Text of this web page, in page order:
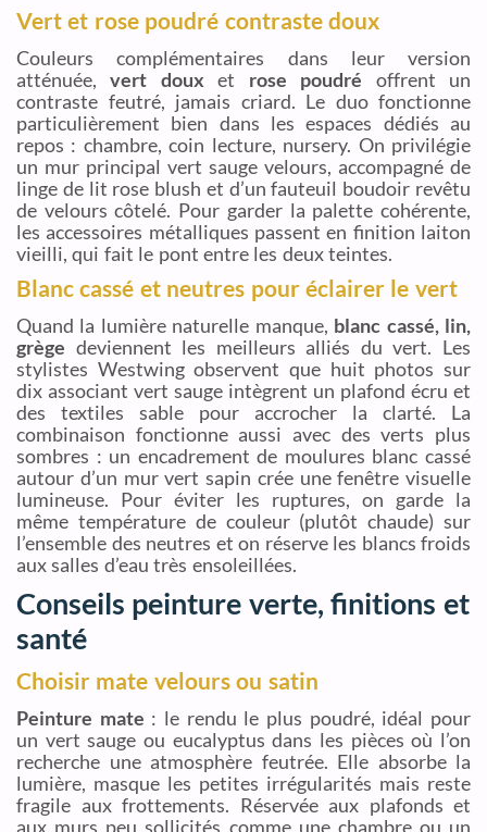
Vert et rose poudré contraste doux
Couleurs complémentaires dans leur version
atténuée,vert doux et rose poudré offrent un
contraste feutré, jamais criard. Le duo fonctionne
particulièrement bien dans les espaces dédiés au
repos : chambre, coin lecture, nursery. On privilégie
un mur principal vert sauge velours, accompagné de
linge de lit rose blush et d’un fauteuil boudoir revêtu
de velours côtelé. Pour garder la palette cohérente,
les accessoires métalliques passent en finition laiton
vieilli, qui fait le pont entre les deux teintes.
Blanc cassé et neutres pour éclairer le vert
Quand la lumière naturelle manque, blanc cassé, lin,
grège deviennent les meilleurs alliés du vert. Les
stylistes Westwing observent que huit photos sur
dix associant vert sauge intègrent un plafond écru et
des textiles sable pour accrocher la clarté. La
combinaison fonctionne aussi avec des verts plus
sombres : un encadrement de moulures blanc cassé
autour d’un mur vert sapin crée une fenêtre visuelle
lumineuse. Pour éviter les ruptures, on garde la
même température de couleur (plutôt chaude) sur
l’ensemble des neutres et on réserve les blancs froids
aux salles d’eau très ensoleillées.
Conseils peinture verte, finitions et
santé
Choisir mate velours ou satin
Peinture mate : le rendu le plus poudré, idéal pour
un vert sauge ou eucalyptus dans les pièces où l’on
recherche une atmosphère feutrée. Elle absorbe la
lumière, masque les petites irrégularités mais reste
fragile aux frottements. Réservée aux plafonds et
aux murs peu sollicités comme une chambre ou un